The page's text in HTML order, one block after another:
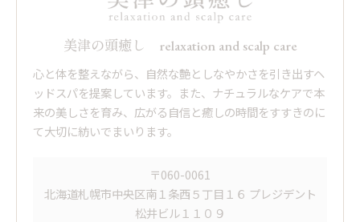
美津の頭癒し relaxation and scalp care
心と体を整えながら、自然な艶としなやかさを引き出すヘ
ッドスパを提案しています。また、ナチュラルなケアで本
来の美しさを育み、広がる自信と癒しの時間をすすきのに
て大切に紡いでまいります。
〒060-0061
北海道札幌市中央区南１条西５丁目１６ プレジデント
松井ビル１１０９